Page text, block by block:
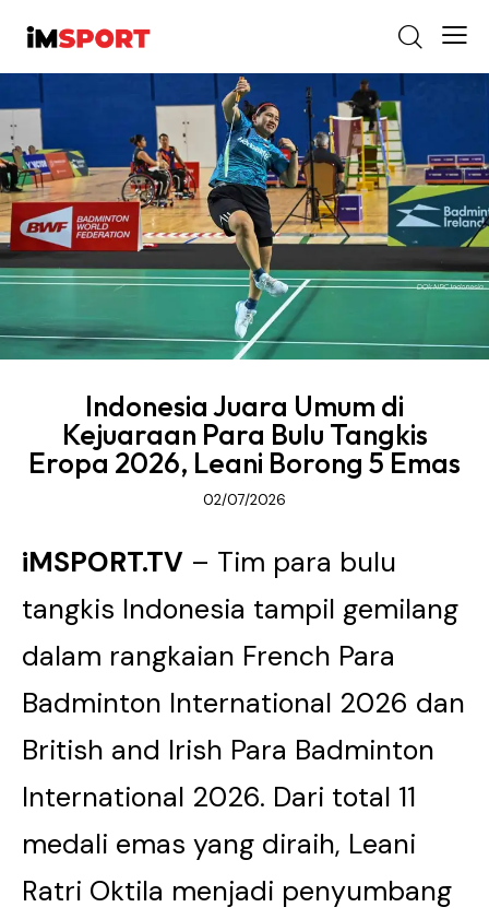
Indonesia Juara Umum di
Kejuaraan Para Bulu Tangkis
Eropa 2026, Leani Borong 5 Emas
02/07/2026
iMSPORT.TV – Tim para bulu
tangkis Indonesia tampil gemilang
dalam rangkaian French Para
Badminton International 2026 dan
British and Irish Para Badminton
International 2026. Dari total 11
medali emas yang diraih, Leani
Ratri Oktila menjadi penyumbang